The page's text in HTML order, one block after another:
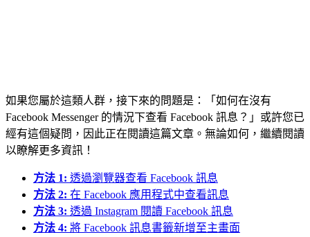
如果您屬於這類人群，接下來的問題是：「如何在沒有
Facebook Messenger 的情況下查看 Facebook 訊息？」或許您已
經有這個疑問，因此正在閱讀這篇文章。無論如何，繼續閱讀
以瞭解更多資訊！
方法 1: 透過瀏覽器查看 Facebook 訊息
方法 2: 在 Facebook 應用程式中查看訊息
方法 3: 透過 Instagram 閱讀 Facebook 訊息
方法 4: 將 Facebook 訊息書籤新增至主畫面